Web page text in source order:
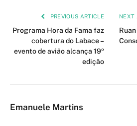
PREVIOUS ARTICLE
Programa Hora da Fama faz
cobertura do Labace –
evento de avião alcança 19º
edição
NEXT
Emanuele Martins